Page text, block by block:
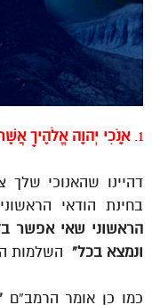
1. אָנֹכִי יְהוָה אֱלֹהֶיךָ
דהיינו שהאנוכי שלך
בחינת הודאי
הראשוני שאי אפשר
ונמצא בכל” השלמות
כמו כן אומר הרמב”ם